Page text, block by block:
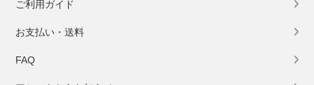
ご利用ガイド
お支払い・送料
FAQ